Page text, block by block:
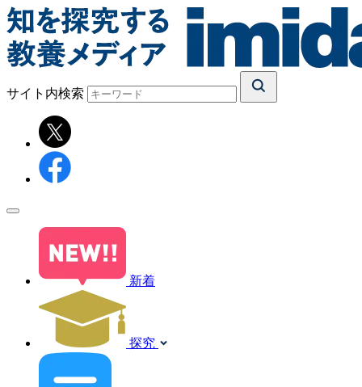
サイト内検索
新着
探究